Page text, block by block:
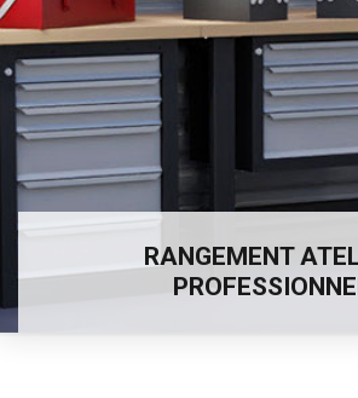
RANGEMENT